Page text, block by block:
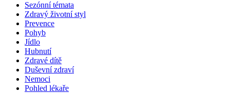
Sezónní témata
Zdravý životní styl
Prevence
Pohyb
Jídlo
Hubnutí
Zdravé dítě
Duševní zdraví
Nemoci
Pohled lékaře